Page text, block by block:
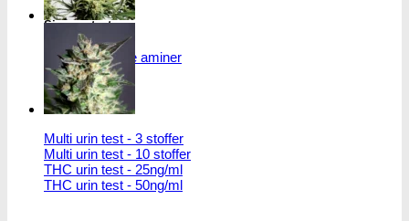
Simons tests
Test af primære aminer
URIN TESTS
Multi urin test - 3 stoffer
Multi urin test - 10 stoffer
THC urin test - 25ng/ml
THC urin test - 50ng/ml
vælges